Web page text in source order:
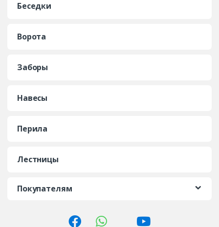
Беседки
Ворота
Заборы
Навесы
Перила
Лестницы
Покупателям